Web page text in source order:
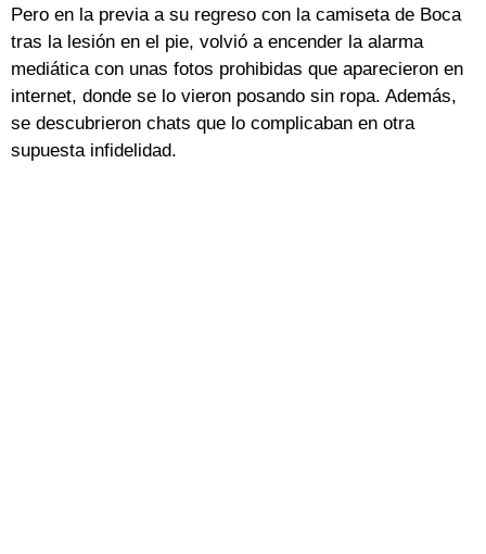
Pero en la previa a su regreso con la camiseta de Boca
tras la lesión en el pie, volvió a encender la alarma
mediática con unas fotos prohibidas que aparecieron en
internet, donde se lo vieron posando sin ropa. Además,
se descubrieron chats que lo complicaban en otra
supuesta infidelidad.